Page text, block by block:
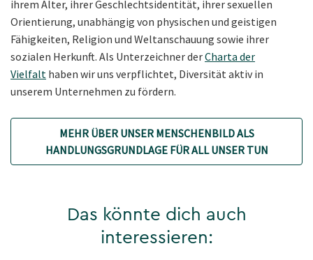
ihrem Alter, ihrer Geschlechtsidentität, ihrer sexuellen
Orientierung, unabhängig von physischen und geistigen
Fähigkeiten, Religion und Weltanschauung sowie ihrer
sozialen Herkunft. Als Unterzeichner derCharta der
Vielfalt haben wir uns verpflichtet, Diversität aktiv in
unserem Unternehmen zu fördern.
MEHR ÜBER UNSER MENSCHENBILD ALS
HANDLUNGSGRUNDLAGE FÜR ALL UNSER TUN
Das könnte dich auch
interessieren: